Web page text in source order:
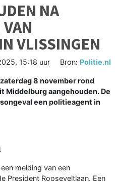
NA
VLISSINGEN
15:18 uur Bron: Politie.nl
8 november rond
Middelburg aangehouden. De
een politieagent in
melding van een
President Rooseveltlaan. Een